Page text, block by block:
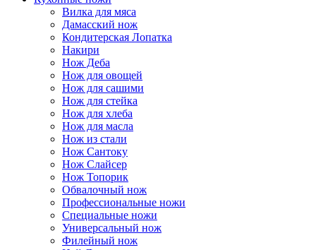
Вилка для мяса
Дамасский нож
Кондитерская Лопатка
Накири
Нож Деба
Нож для овощей
Нож для сашими
Нож для стейка
Нож для хлеба
Нож для масла
Нож из стали
Нож Сантоку
Нож Слайсер
Нож Топорик
Обвалочный нож
Профессиональные ножи
Специальные ножи
Универсальный нож
Филейный нож